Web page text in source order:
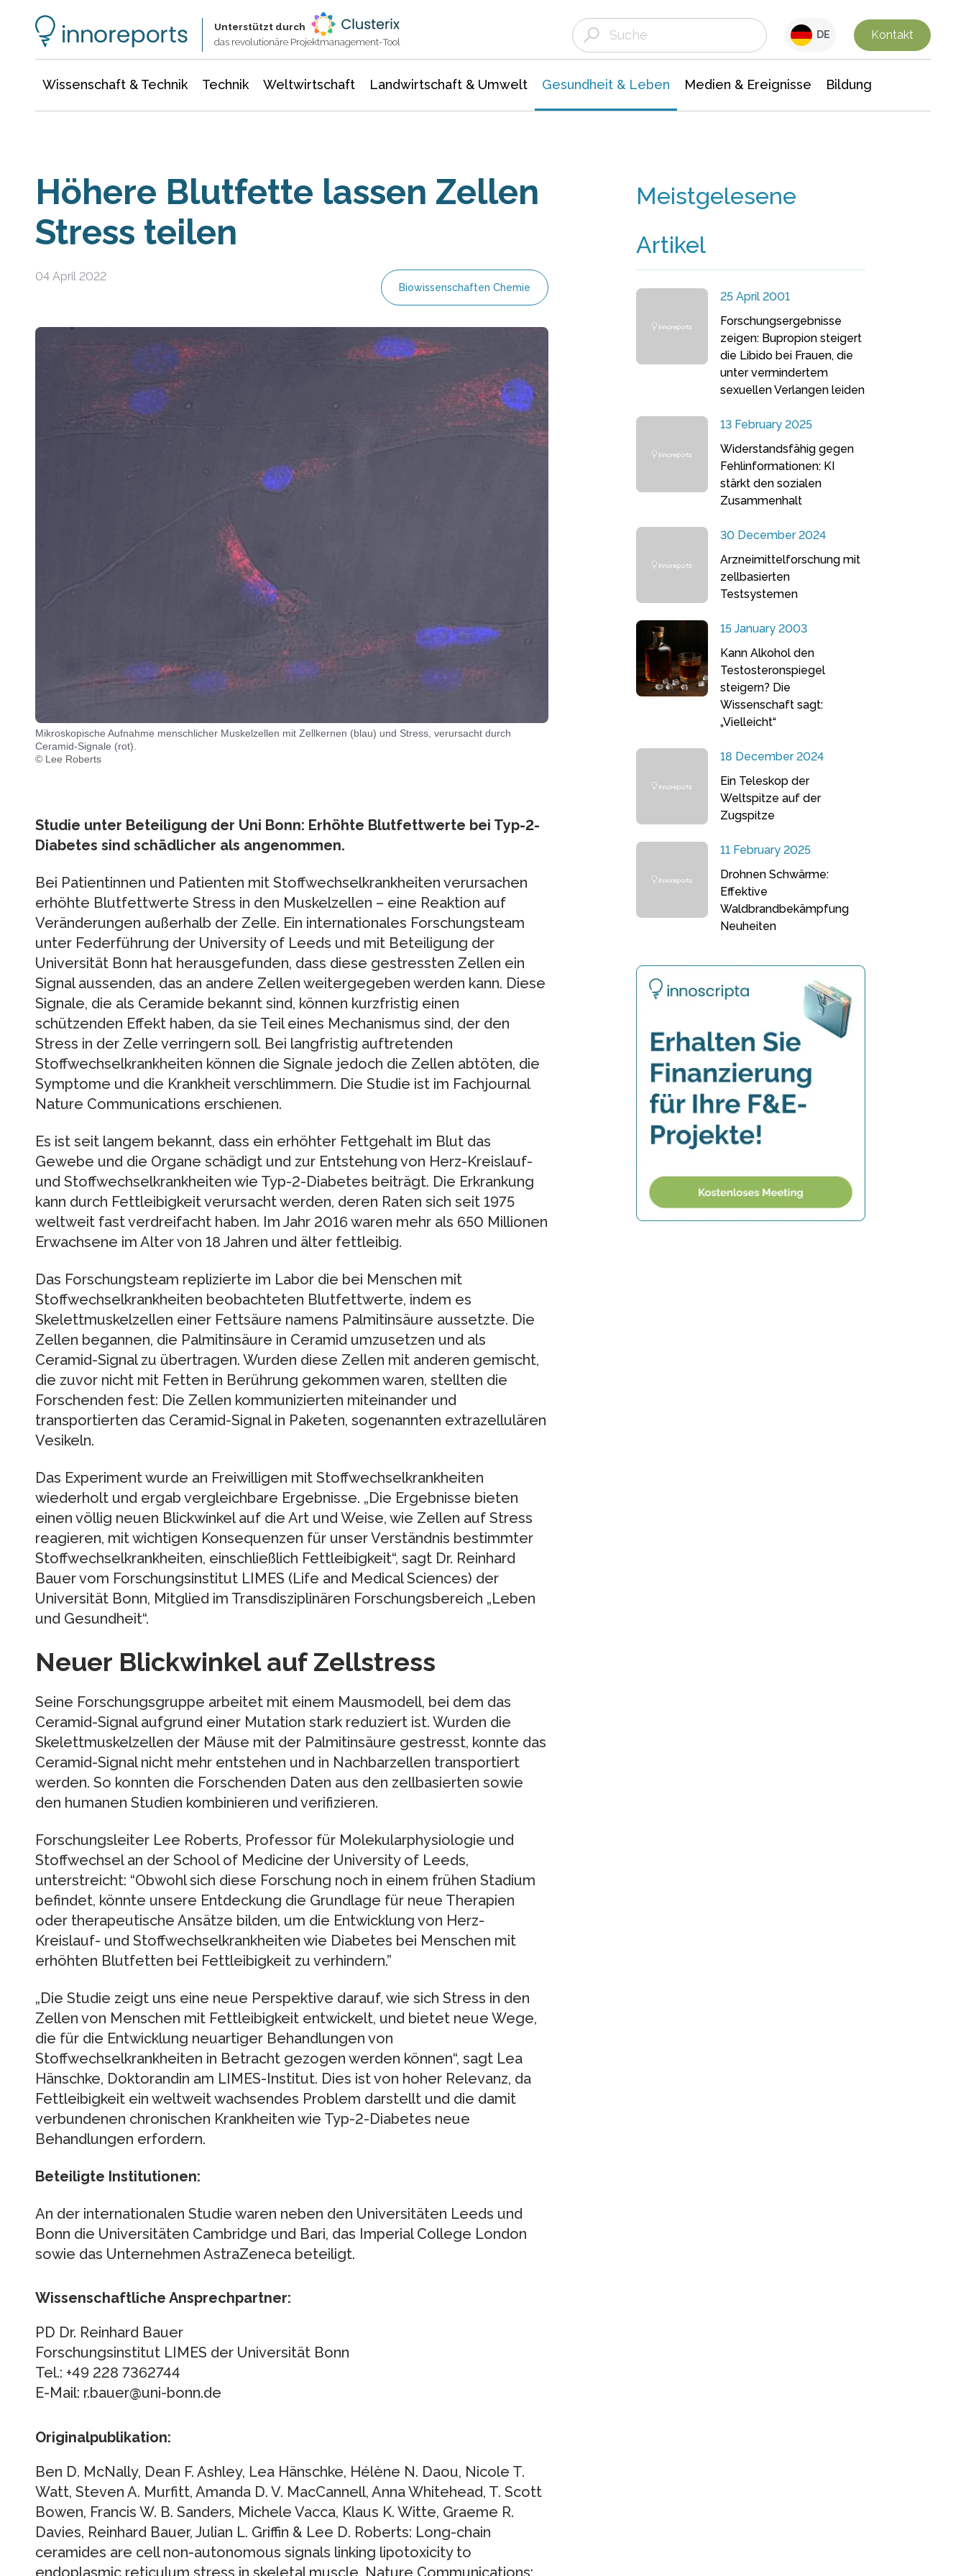
Unterstützt durch
das revolutionäre Projektmanagement-Tool
DE Kontakt
Wissenschaft & Technik Technik Weltwirtschaft Landwirtschaft & Umwelt Gesundheit & Leben Medien & Ereignisse Bildung
Höhere Blutfette lassen Zellen
Stress teilen
04 April 2022
Biowissenschaften Chemie
Mikroskopische Aufnahme menschlicher Muskelzellen mit Zellkernen (blau) und Stress, verursacht durch
Ceramid-Signale (rot).
© Lee Roberts
Studie unter Beteiligung der Uni Bonn: Erhöhte Blutfettwerte bei Typ-2-
Diabetes sind schädlicher als angenommen.
Bei Patientinnen und Patienten mit Stoffwechselkrankheiten verursachen
erhöhte Blutfettwerte Stress in den Muskelzellen – eine Reaktion auf
Veränderungen außerhalb der Zelle. Ein internationales Forschungsteam
unter Federführung der University of Leeds und mit Beteiligung der
Universität Bonn hat herausgefunden, dass diese gestressten Zellen ein
Signal aussenden, das an andere Zellen weitergegeben werden kann. Diese
Signale, die als Ceramide bekannt sind, können kurzfristig einen
schützenden Effekt haben, da sie Teil eines Mechanismus sind, der den
Stress in der Zelle verringern soll. Bei langfristig auftretenden
Stoffwechselkrankheiten können die Signale jedoch die Zellen abtöten, die
Symptome und die Krankheit verschlimmern. Die Studie ist im Fachjournal
Nature Communications erschienen.
Es ist seit langem bekannt, dass ein erhöhter Fettgehalt im Blut das
Gewebe und die Organe schädigt und zur Entstehung von Herz-Kreislauf-
und Stoffwechselkrankheiten wie Typ-2-Diabetes beiträgt. Die Erkrankung
kann durch Fettleibigkeit verursacht werden, deren Raten sich seit 1975
weltweit fast verdreifacht haben. Im Jahr 2016 waren mehr als 650 Millionen
Erwachsene im Alter von 18 Jahren und älter fettleibig.
Das Forschungsteam replizierte im Labor die bei Menschen mit
Stoffwechselkrankheiten beobachteten Blutfettwerte, indem es
Skelettmuskelzellen einer Fettsäure namens Palmitinsäure aussetzte. Die
Zellen begannen, die Palmitinsäure in Ceramid umzusetzen und als
Ceramid-Signal zu übertragen. Wurden diese Zellen mit anderen gemischt,
die zuvor nicht mit Fetten in Berührung gekommen waren, stellten die
Forschenden fest: Die Zellen kommunizierten miteinander und
transportierten das Ceramid-Signal in Paketen, sogenannten extrazellulären
Vesikeln.
Das Experiment wurde an Freiwilligen mit Stoffwechselkrankheiten
wiederholt und ergab vergleichbare Ergebnisse. „Die Ergebnisse bieten
einen völlig neuen Blickwinkel auf die Art und Weise, wie Zellen auf Stress
reagieren, mit wichtigen Konsequenzen für unser Verständnis bestimmter
Stoffwechselkrankheiten, einschließlich Fettleibigkeit“, sagt Dr. Reinhard
Bauer vom Forschungsinstitut LIMES (Life and Medical Sciences) der
Universität Bonn, Mitglied im Transdisziplinären Forschungsbereich „Leben
und Gesundheit“.
Neuer Blickwinkel auf Zellstress
Seine Forschungsgruppe arbeitet mit einem Mausmodell, bei dem das
Ceramid-Signal aufgrund einer Mutation stark reduziert ist. Wurden die
Skelettmuskelzellen der Mäuse mit der Palmitinsäure gestresst, konnte das
Ceramid-Signal nicht mehr entstehen und in Nachbarzellen transportiert
werden. So konnten die Forschenden Daten aus den zellbasierten sowie
den humanen Studien kombinieren und verifizieren.
Forschungsleiter Lee Roberts, Professor für Molekularphysiologie und
Stoffwechsel an der School of Medicine der University of Leeds,
unterstreicht: “Obwohl sich diese Forschung noch in einem frühen Stadium
befindet, könnte unsere Entdeckung die Grundlage für neue Therapien
oder therapeutische Ansätze bilden, um die Entwicklung von Herz-
Kreislauf- und Stoffwechselkrankheiten wie Diabetes bei Menschen mit
erhöhten Blutfetten bei Fettleibigkeit zu verhindern.”
„Die Studie zeigt uns eine neue Perspektive darauf, wie sich Stress in den
Zellen von Menschen mit Fettleibigkeit entwickelt, und bietet neue Wege,
die für die Entwicklung neuartiger Behandlungen von
Stoffwechselkrankheiten in Betracht gezogen werden können“, sagt Lea
Hänschke, Doktorandin am LIMES-Institut. Dies ist von hoher Relevanz, da
Fettleibigkeit ein weltweit wachsendes Problem darstellt und die damit
verbundenen chronischen Krankheiten wie Typ-2-Diabetes neue
Behandlungen erfordern.
Beteiligte Institutionen:
An der internationalen Studie waren neben den Universitäten Leeds und
Bonn die Universitäten Cambridge und Bari, das Imperial College London
sowie das Unternehmen AstraZeneca beteiligt.
Wissenschaftliche Ansprechpartner:
PD Dr. Reinhard Bauer
Forschungsinstitut LIMES der Universität Bonn
Tel.: +49 228 7362744
E-Mail: r.bauer@uni-bonn.de
Originalpublikation:
Ben D. McNally, Dean F. Ashley, Lea Hänschke, Hélène N. Daou, Nicole T.
Watt, Steven A. Murfitt, Amanda D. V. MacCannell, Anna Whitehead, T. Scott
Bowen, Francis W. B. Sanders, Michele Vacca, Klaus K. Witte, Graeme R.
Davies, Reinhard Bauer, Julian L. Griffin & Lee D. Roberts: Long-chain
ceramides are cell non-autonomous signals linking lipotoxicity to
endoplasmic reticulum stress in skeletal muscle. Nature Communications;
Meistgelesene
Artikel
25 April 2001
Forschungsergebnisse
zeigen: Bupropion steigert
die Libido bei Frauen, die
unter vermindertem
sexuellen Verlangen leiden
13 February 2025
Widerstandsfähig gegen
Fehlinformationen: KI
stärkt den sozialen
Zusammenhalt
30 December 2024
Arzneimittelforschung mit
zellbasierten
Testsystemen
15 January 2003
Kann Alkohol den
Testosteronspiegel
steigern? Die
Wissenschaft sagt:
„Vielleicht“
18 December 2024
Ein Teleskop der
Weltspitze auf der
Zugspitze
11 February 2025
Drohnen Schwärme:
Effektive
Waldbrandbekämpfung
Neuheiten